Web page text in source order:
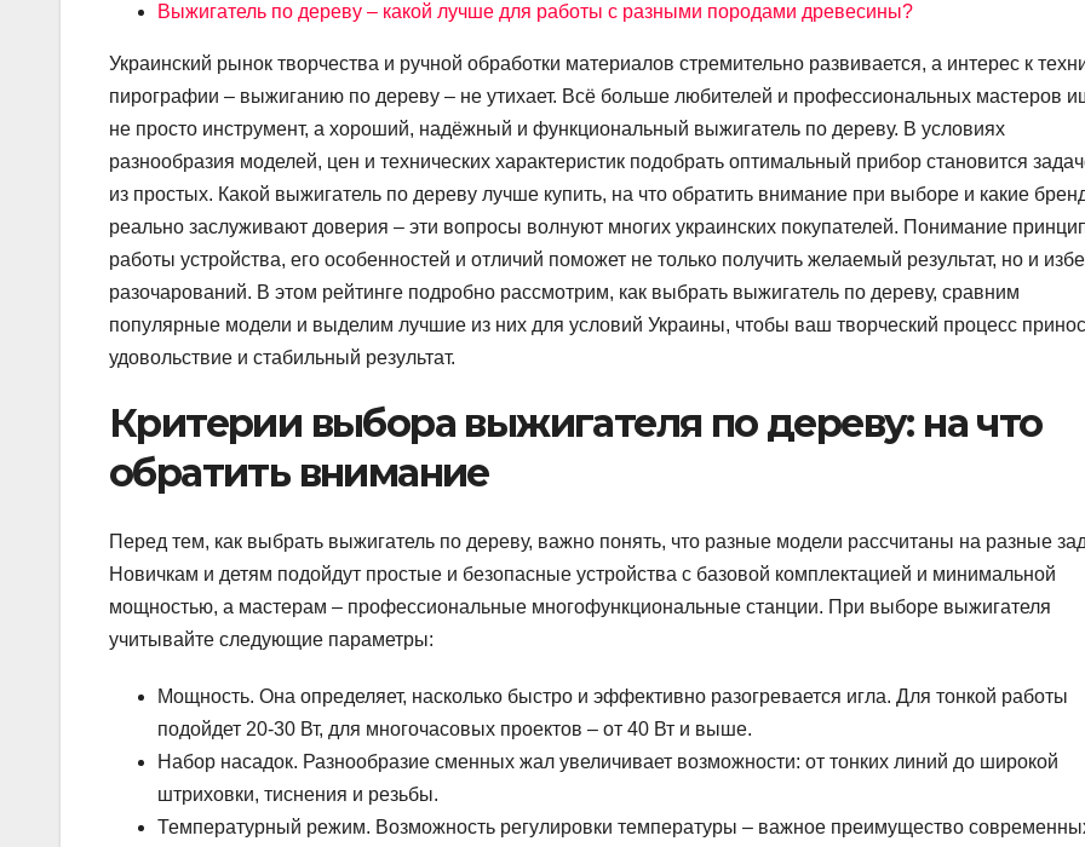
Выжигатель по дереву – какой лучше для работы с разными породами древесины?
Украинский рынок творчества и ручной обработки материалов стремительно развивается, а интерес к
пирографии – выжиганию по дереву – не утихает. Всё больше любителей и профессиональных мастеров
не просто инструмент, а хороший, надёжный и функциональный выжигатель по дереву. В условиях
разнообразия моделей, цен и технических характеристик подобрать оптимальный прибор становится
из простых. Какой выжигатель по дереву лучше купить, на что обратить внимание при выборе и какие
реально заслуживают доверия – эти вопросы волнуют многих украинских покупателей. Понимание
работы устройства, его особенностей и отличий поможет не только получить желаемый результат, но и
разочарований. В этом рейтинге подробно рассмотрим, как выбрать выжигатель по дереву, сравним
популярные модели и выделим лучшие из них для условий Украины, чтобы ваш творческий процесс
удовольствие и стабильный результат.
Критерии выбора выжигателя по дереву: на что
обратить внимание
Перед тем, как выбрать выжигатель по дереву, важно понять, что разные модели рассчитаны на разные
Новичкам и детям подойдут простые и безопасные устройства с базовой комплектацией и минимальной
мощностью, а мастерам – профессиональные многофункциональные станции. При выборе выжигателя
учитывайте следующие параметры:
Мощность. Она определяет, насколько быстро и эффективно разогревается игла. Для тонкой работы
подойдет 20-30 Вт, для многочасовых проектов – от 40 Вт и выше.
Набор насадок. Разнообразие сменных жал увеличивает возможности: от тонких линий до широкой
штриховки, тиснения и резьбы.
Температурный режим. Возможность регулировки температуры – важное преимущество